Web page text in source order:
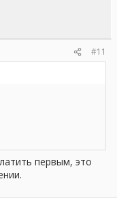
#11
первым, это